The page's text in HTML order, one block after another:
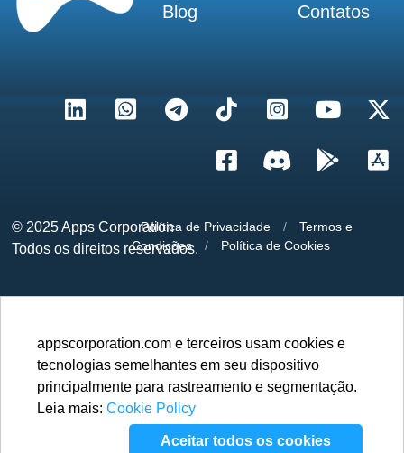
Blog
Contatos
© 2025Apps Corporation
Todos os direitos reservados.
Política de Privacidade /
Termos e
Condições
/ Política de Cookies
appscorporation.com e terceiros usam cookies e
tecnologias semelhantes em seu dispositivo
principalmente para rastreamento e segmentação.
Leia mais: Cookie Policy
Aceitar todos os cookies